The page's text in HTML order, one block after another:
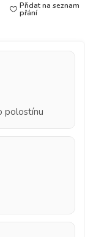
Přidat na seznam
přání
polostínu